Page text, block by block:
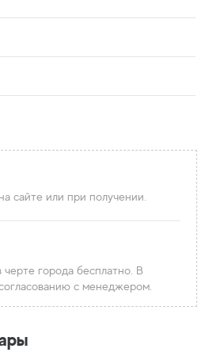
сайте или при получении.
черте города бесплатно. В
с менеджером.